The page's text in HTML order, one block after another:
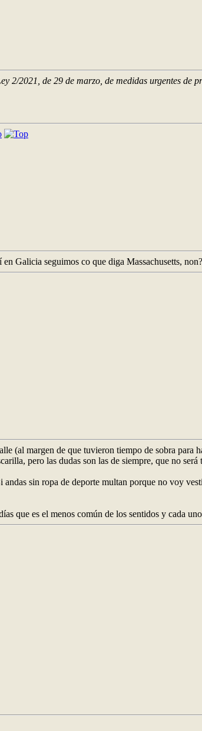
2/2021, de 29 de marzo, de medidas urgentes
Galicia seguimos co que diga Massachusetts,
(al margen de que tuvieron tiempo de sobra para
pero las dudas son las de siempre, que no
sin ropa de deporte multan porque no voy
que es el menos común de los sentidos y cada